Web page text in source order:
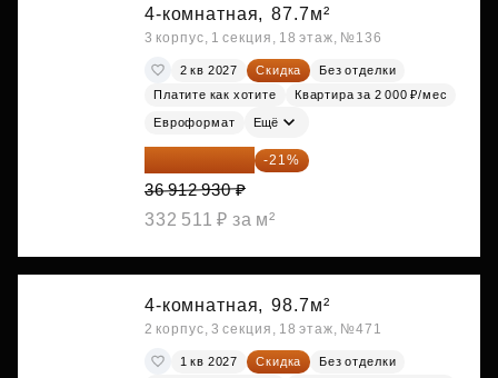
4-комнатная, 87.7м²
3 корпус, 1 секция, 18 этаж, №136
2 кв 2027 Скидка
Без отделки
Платите как хотите
Квартира за 2 000 ₽/мес
Евроформат Ещё
29 161 215 ₽ -21%
36 912 930 ₽
332 511 ₽ за м²
4-комнатная, 98.7м²
2 корпус, 3 секция, 18 этаж, №471
1 кв 2027 Скидка
Без отделки